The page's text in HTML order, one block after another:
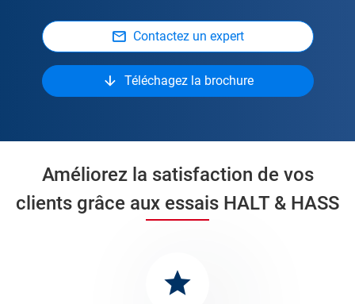
Contactez un expert
Téléchagez la brochure
Améliorez la satisfaction de vos
clients grâce aux essais HALT & HASS